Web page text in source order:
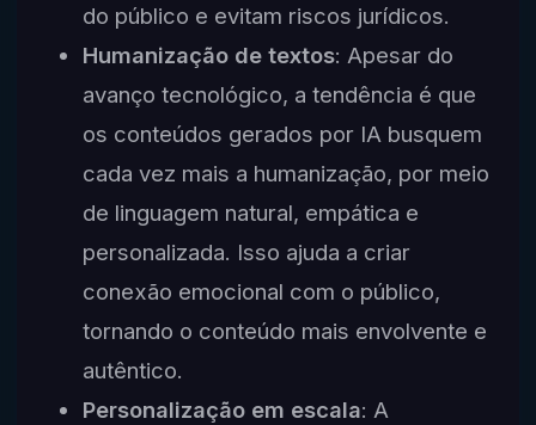
do público e evitam riscos jurídicos.
Humanização de textos: Apesar do
avanço tecnológico, a tendência é que
os conteúdos gerados por IA busquem
cada vez mais a humanização, por meio
de linguagem natural, empática e
personalizada. Isso ajuda a criar
conexão emocional com o público,
tornando o conteúdo mais envolvente e
autêntico.
Personalização em escala: A